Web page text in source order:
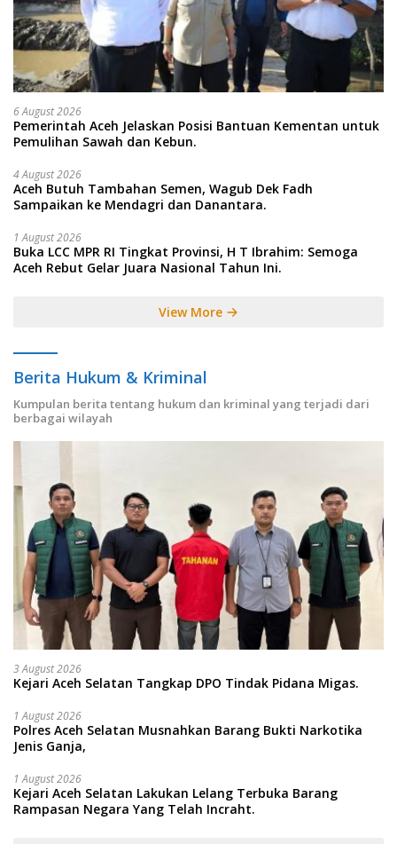
6 August 2026
Pemerintah Aceh Jelaskan Posisi Bantuan Kementan untuk
Pemulihan Sawah dan Kebun.
4 August 2026
Aceh Butuh Tambahan Semen, Wagub Dek Fadh
Sampaikan ke Mendagri dan Danantara.
1 August 2026
Buka LCC MPR RI Tingkat Provinsi, H T Ibrahim: Semoga
Aceh Rebut Gelar Juara Nasional Tahun Ini.
View More
Berita Hukum & Kriminal
Kumpulan berita tentang hukum dan kriminal yang terjadi dari
berbagai wilayah
3 August 2026
Kejari Aceh Selatan Tangkap DPO Tindak Pidana Migas.
1 August 2026
Polres Aceh Selatan Musnahkan Barang Bukti Narkotika
Jenis Ganja,
1 August 2026
Kejari Aceh Selatan Lakukan Lelang Terbuka Barang
Rampasan Negara Yang Telah Incraht.